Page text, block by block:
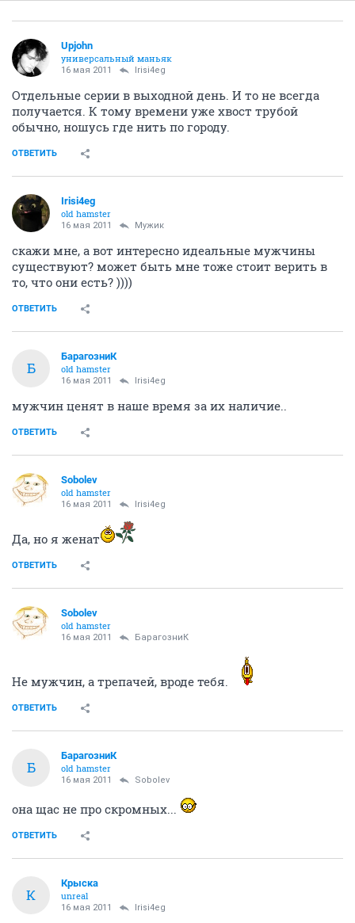
Upjohn
универсальный маньяк
16 мая 2011 Irisi4eg
Отдельные серии в выходной день. И то не всегда
получается. К тому времени уже хвост трубой
обычно, ношусь где нить по городу.
ОТВЕТИТЬ
Irisi4eg
old hamster
16 мая 2011 Мужик
скажи мне, а вот интересно идеальные мужчины
существуют? может быть мне тоже стоит верить в
то, что они есть? ))))
ОТВЕТИТЬ
Б
БарагозниК
old hamster
16 мая 2011 Irisi4eg
мужчин ценят в наше время за их наличие..
ОТВЕТИТЬ
Sobolev
old hamster
16 мая 2011 Irisi4eg
Да, но я женат
ОТВЕТИТЬ
Sobolev
old hamster
16 мая 2011 БарагозниК
Не мужчин, а трепачей, вроде тебя.
ОТВЕТИТЬ
Б
БарагозниК
old hamster
16 мая 2011 Sobolev
она щас не про скромных...
ОТВЕТИТЬ
К
Крыска
unreal
16 мая 2011 Irisi4eg